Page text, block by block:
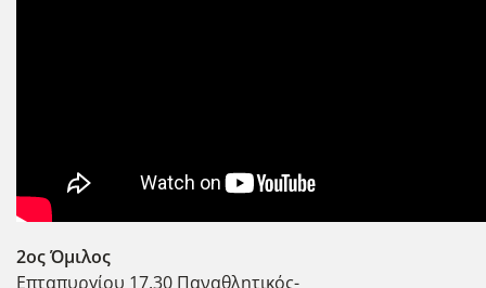
2ος Όμιλος
Επταπυργίου 17.30 Παναθλητικός-